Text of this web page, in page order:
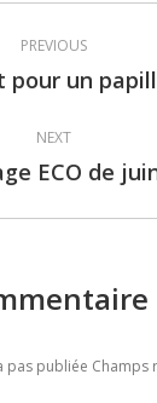
PREVIOUS
Previous
pour un
NEXT
Next
ECO de
pas publiée Champs